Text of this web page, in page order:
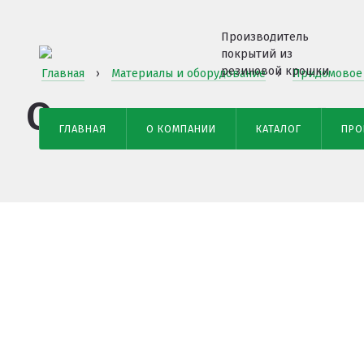
Производитель
покрытий из
резиновой крошки
ГЛАВНАЯ О КОМПАНИИ КАТАЛОГ
Главная › Материалы и оборудование ›
Ограждение для